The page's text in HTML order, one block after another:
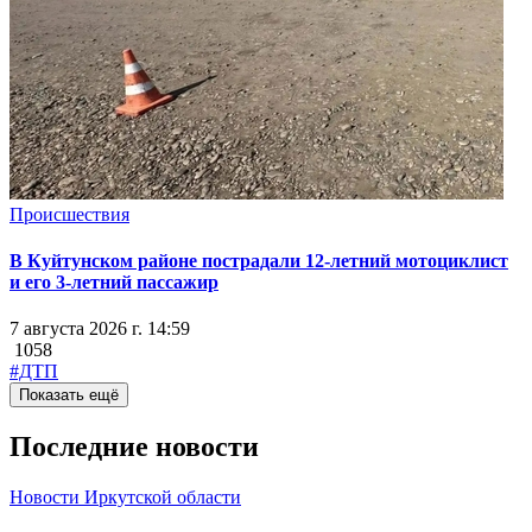
Происшествия
В Куйтунском районе пострадали 12-летний мотоциклист
и его 3-летний пассажир
7 августа 2026 г. 14:59
1058
#ДТП
Показать ещё
Последние новости
Новости Иркутской области